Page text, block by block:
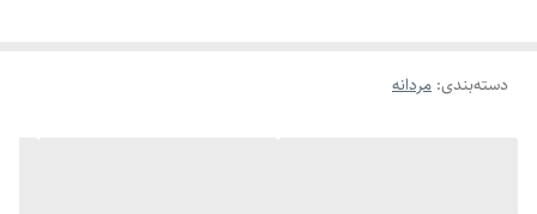
دستبند قابل تنظیم: سایز دستبند رو به راحتی با مچ دستت تنظیم کن و از
دسته‌بندی: مردانه